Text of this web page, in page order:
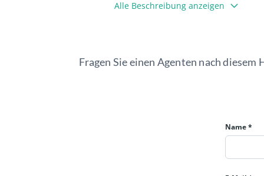
Grundstück : 871 m²
Doppelhaushälfte
4 Stellplätze: Carport, Garage,
Alle Beschreibung anzeigen
Fragen Sie einen Agenten nach diesem
Name *